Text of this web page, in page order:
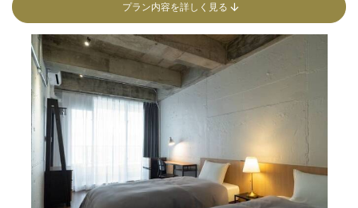
プラン内容を詳しく見る